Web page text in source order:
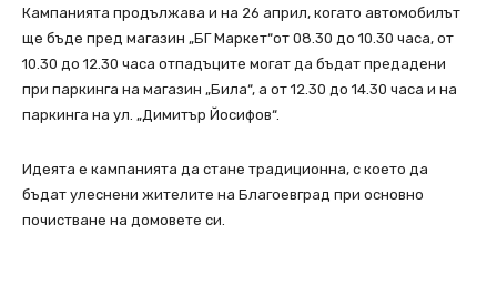
Кампанията продължава и на 26 април, когато автомобилът
ще бъде пред магазин „БГ Маркет“от 08.30 до 10.30 часа, от
10.30 до 12.30 часа отпадъците могат да бъдат предадени
при паркинга на магазин „Била“, а от 12.30 до 14.30 часа и на
паркинга на ул. „Димитър Йосифов“.
Идеята е кампанията да стане традиционна, с което да
бъдат улеснени жителите на Благоевград при основно
почистване на домовете си.